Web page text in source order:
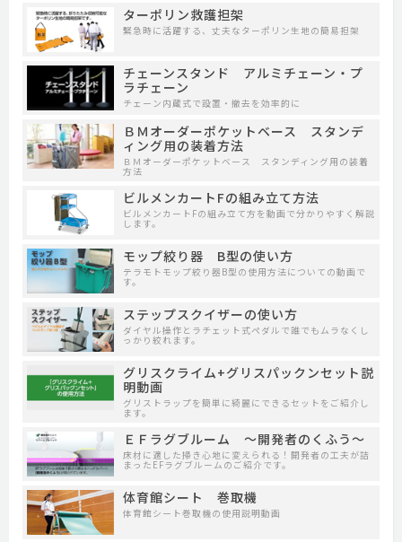
ターポリン救護担架
緊急時に活躍する、丈夫なターポリン生地の簡易担架
チェーンスタンド アルミチェーン・プ
ラチェーン
チェーン内蔵式で設置・撤去を効率的に
ＢＭオーダーポケットベース スタンデ
ィング用の装着方法
ＢＭオーダーポケットベース スタンディング用の装着
方法
ビルメンカートFの組み立て方法
ビルメンカートFの組み立て方を動画で分かりやすく解説
します。
モップ絞り器 B型の使い方
テラモトモップ絞り器B型の使用方法についての動画で
す。
ステップスクイザーの使い方
ダイヤル操作とラチェット式ペダルで誰でもムラなくし
っかり絞れます。
グリスクライム+グリスパックンセット説
明動画
グリストラップを簡単に綺麗にできるセットをご紹介し
ます。
ＥＦラグブルーム ～開発者のくふう～
床材に適した掃き心地に変えられる！開発者の工夫が詰
まったEFラグブルームのご紹介です。
体育館シート 巻取機
体育館シート巻取機の使用説明動画